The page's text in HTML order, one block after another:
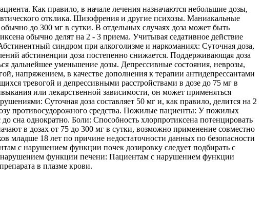
Как правило, в начале лечения назначаются небольшие дозы,
отклика. Шизофрения и другие психозы. Маниакальные
до 300 мг в сутки. В отдельных случаях доза может быть
обычно делят на 2 - 3 приема. Учитывая седативное действие
синдром при алкоголизме и наркоманиях: Суточная доза,
абстиненции доза постепенно снижается. Поддерживающая доза
дальнейшее уменьшение дозы. Депрессивные состояния, неврозы,
напряжением, в качестве дополнения к терапии антидепрессантами
тревогой и депрессивными расстройствами в дозе до 75 мг в
или лекарственной зависимости, он может применяться
Суточная доза составляет 50 мг и, как правило, делится на 2
противосудорожного средства. Пожилые пациенты: У пожилых
сна однократно. Боли: Способность хлорпротиксена потенцировать
в дозах от 75 до 300 мг в сутки, возможно применение совместно
младше 18 лет по причине недостаточности данных по безопасности
с нарушением функции почек дозировку следует подбирать с
функции печени: Пациентам с нарушением функции
в плазме крови.